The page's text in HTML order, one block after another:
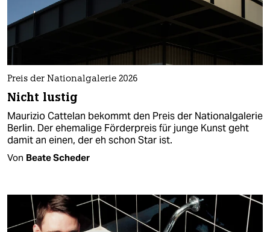
Preis der Nationalgalerie 2026
Nicht lustig
Maurizio Cattelan bekommt den Preis der Nationalgalerie
Berlin. Der ehemalige Förderpreis für junge Kunst geht
damit an einen, der eh schon Star ist.
Von Beate Scheder